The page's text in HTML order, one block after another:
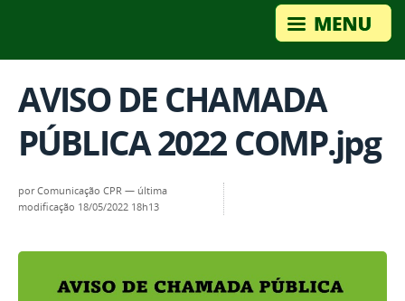
AVISO DE CHAMADA
PÚBLICA 2022 COMP.jpg
porComunicação CPR — última
modificação 18/05/2022 18h13